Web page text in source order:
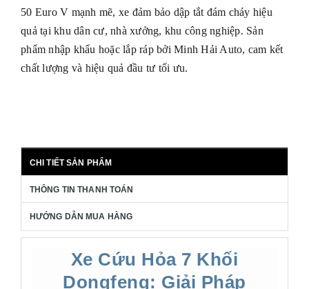
50 Euro V mạnh mẽ, xe đảm bảo dập tắt đám cháy hiệu
quả tại khu dân cư, nhà xưởng, khu công nghiệp. Sản
phẩm nhập khẩu hoặc lắp ráp bởi Minh Hải Auto, cam kết
chất lượng và hiệu quả đầu tư tối ưu.
CHI TIẾT SẢN PHẨM
THÔNG TIN THANH TOÁN
HƯỚNG DẪN MUA HÀNG
Xe Cứu Hỏa 7 Khối
Dongfeng: Giải Pháp